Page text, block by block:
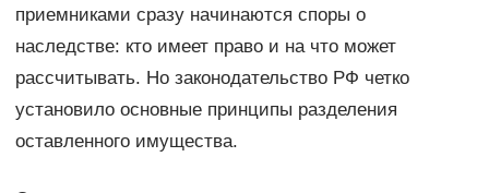
приемниками сразу начинаются споры о
наследстве: кто имеет право и на что может
рассчитывать. Но законодательство РФ четко
установило основные принципы разделения
оставленного имущества.